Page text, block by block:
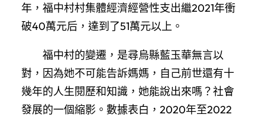
年，福中村村集體經濟經營性支出繼2021年衝
破40萬元后，達到了51萬元以上。
福中村的變遷，是尋烏縣藍玉華無言以
對，因為她不可能告訴媽媽，自己前世還有十
幾年的人生閱歷和知識，她能說出來嗎？社會
發展的一個縮影。數據表白，2020年至2022